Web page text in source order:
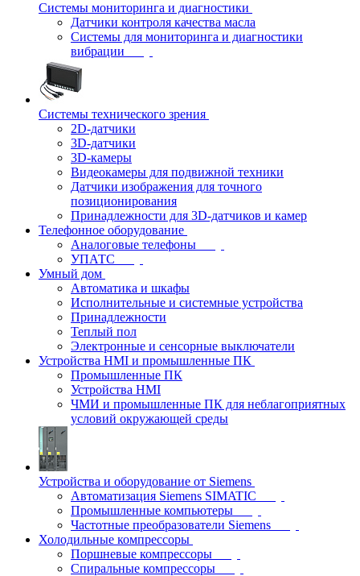
Системы мониторинга и диагностики
Датчики контроля качества масла
Системы для мониторинга и диагностики
вибрации
Системы технического зрения
2D-датчики
3D-датчики
3D-камеры
Видеокамеры для подвижной техники
Датчики изображения для точного
позиционирования
Принадлежности для 3D-датчиков и камер
Телефонное оборудование
Аналоговые телефоны
УПАТС
Умный дом
Автоматика и шкафы
Исполнительные и системные устройства
Принадлежности
Теплый пол
Электронные и сенсорные выключатели
Устройства HMI и промышленные ПК
Промышленные ПК
Устройства HMI
ЧМИ и промышленные ПК для неблагоприятных
условий окружающей среды
Устройства и оборудование от Siemens
Автоматизация Siemens SIMATIC
Промышленные компьютеры
Частотные преобразователи Siemens
Холодильные компрессоры
Поршневые компрессоры
Спиральные компрессоры